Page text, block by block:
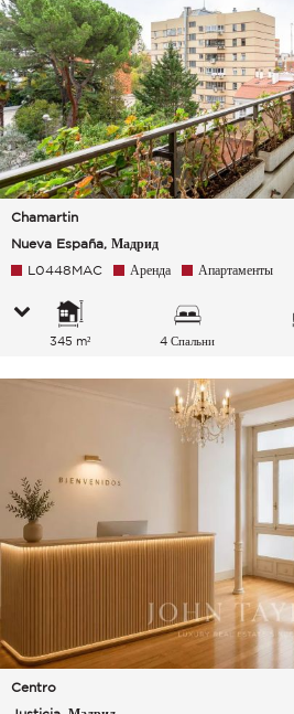
Chamartin
Nueva España, Мадрид
L0448MAC Аренда Апартаменты
345 m² 4 Спальни
Centro